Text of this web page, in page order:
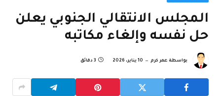
المجلس الانتقالي الجنوبي يعلن
حل نفسه وإلغاء مكاتبه
بواسطة عمر كرم 10 يناير، 2026 3 دقائق